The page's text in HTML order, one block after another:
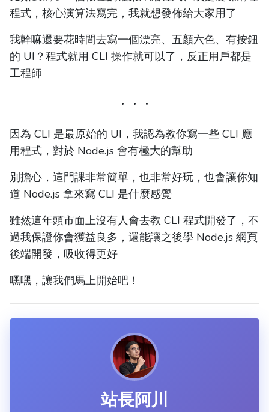
程式，核心演算法寫完，我就想發佈給大家用了
我幹嘛還要花時間去寫一個漂亮、五顏六色、有按鈕
的 UI？程式就用 CLI 操作就可以了，反正用戶都是
工程師
因為 CLI 是最原始的 UI，我認為教你寫一些 CLI 應
用程式，對於 Node.js 會有極大的幫助
別擔心，這門課非常簡單，也非常好玩，也會讓你知
道 Node.js 拿來寫 CLI 是什麼感覺
雖然這年頭市面上沒有人會去教 CLI 程式開發了，不
過我保證你會獲益良多，還能讓之後學 Node.js 網頁
後端開發，吸收得更好
嘿嘿，讓我們馬上開始吧！
站長阿川